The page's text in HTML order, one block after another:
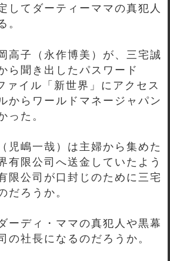
してダーティーママの真犯人
。
高子（永作博美）が、三宅誠
ら聞き出したパスワード
ァイル「新世界」にアクセス
からワールドマネージャパン
った。
児嶋一哉）は主婦から集めた
有限公司へ送金していたよう
限公司が口封じのために三宅
だろうか。
ーディ・ママの真犯人や黒幕
の社長になるのだろうか。